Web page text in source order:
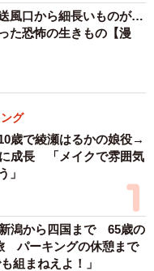
、『タワマンに住ん
るグラハム子さん
。
風口から細長いものが…
た恐怖の生きもの【漫
グ
歳で綾瀬はるかの娘役→
成長 「メイクで雰囲気
」
潟から四国まで 65歳の
パーキングの休憩まで
組まねえよ！」